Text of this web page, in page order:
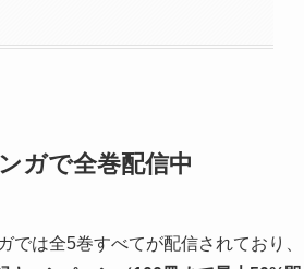
ガで全巻配信中
では全5巻すべてが配信されており、